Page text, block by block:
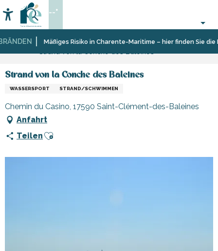
au
contenu
principal
Mäßiges Risiko in Charente-Maritime – hier finden Sie die
Accessibilité
Suche
--°
Startseite
Organisieren
und
Sport Schulen,
Strand von la Conche des Baleines
WASSERSPORT STRAND/SCHWIMMEN
Chemin du Casino, 17590 Saint-Clément-des-Baleines
Anfahrt
Teilen Ajouter aux favoris